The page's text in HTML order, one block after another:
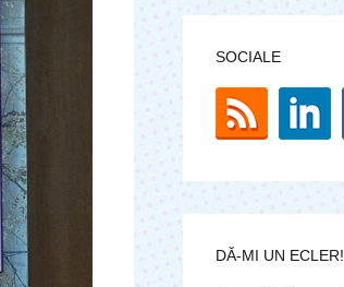
SOCIALE
DĂ-MI UN ECLER!